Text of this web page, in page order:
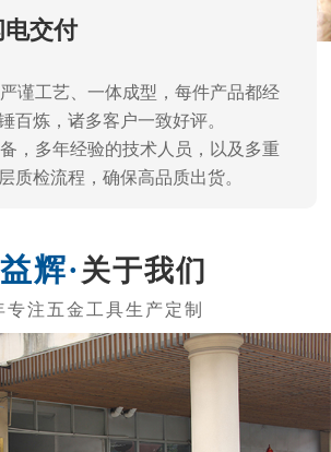
交付
谨工艺、一体成型，每件产品都经
百炼，诸多客户一致好评。
，多年经验的技术人员，以及多重
质检流程，确保高品质出货。
关于我们